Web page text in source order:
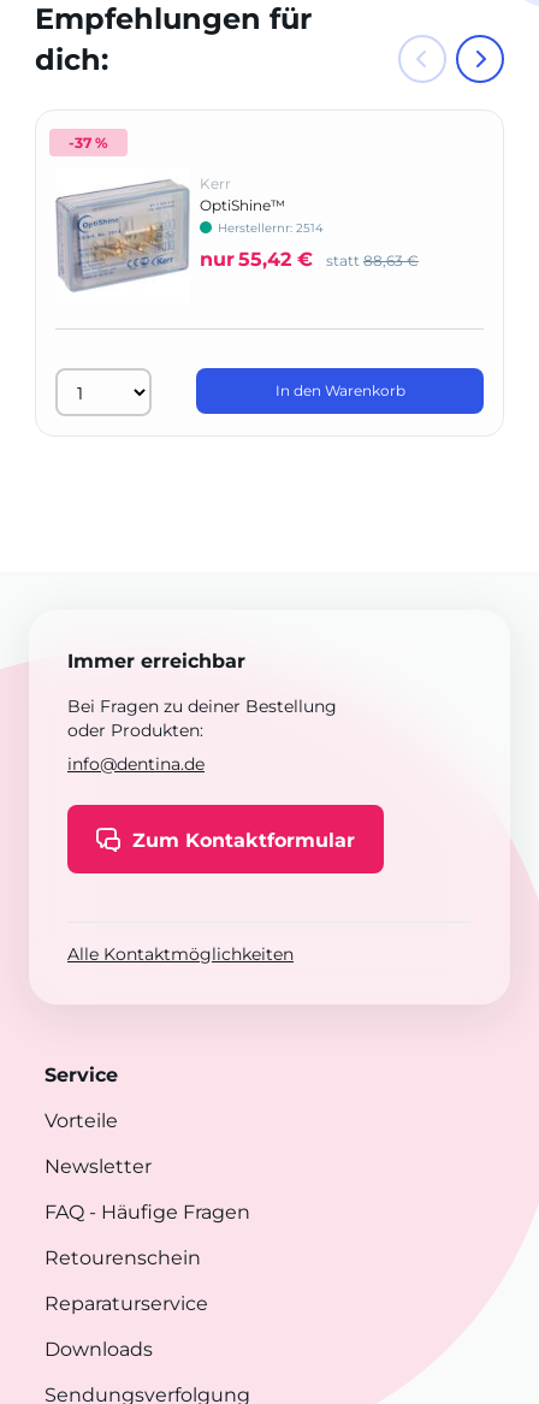
Empfehlungen für
dich:
-37 %
Kerr
OptiShine™
Herstellernr: 2514
nur55,42 € statt 88,63 €
In den Warenkorb
Immer erreichbar
Bei Fragen zu deiner Bestellung
oder Produkten:
info@dentina.de
Zum Kontaktformular
Alle Kontaktmöglichkeiten
Service
Vorteile
Newsletter
FAQ - Häufige Fragen
Retourenschein
Reparaturservice
Downloads
Sendungsverfolgung